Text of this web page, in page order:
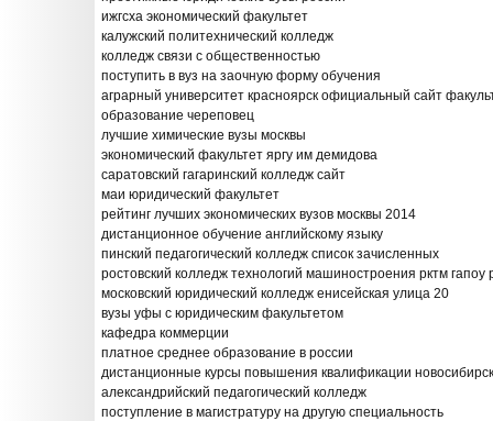
ижгсха экономический факультет
калужский политехнический колледж
колледж связи с общественностью
поступить в вуз на заочную форму обучения
аграрный университет красноярск официальный сайт
образование череповец
лучшие химические вузы москвы
экономический факультет яргу им демидова
саратовский гагаринский колледж сайт
маи юридический факультет
рейтинг лучших экономических вузов москвы 2014
дистанционное обучение английскому языку
пинский педагогический колледж список зачисленных
ростовский колледж технологий машиностроения рктм гапоу
московский юридический колледж енисейская улица 20
вузы уфы с юридическим факультетом
кафедра коммерции
платное среднее образование в россии
дистанционные курсы повышения квалификации новосибирск
александрийский педагогический колледж
поступление в магистратуру на другую специальность